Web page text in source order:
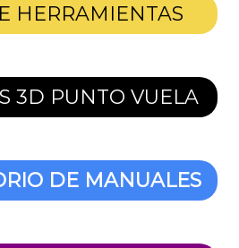
HERRAMIENTAS
3D PUNTO VUELA
DE MANUALES